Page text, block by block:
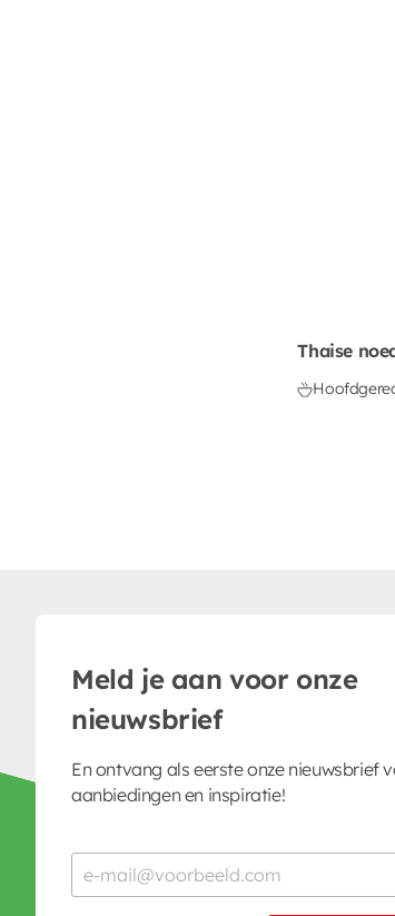
Thaise
Meld je aan voor onze
nieuwsbrief
En ontvang als eerste onze nieuwsbrief
aanbiedingen en inspiratie!